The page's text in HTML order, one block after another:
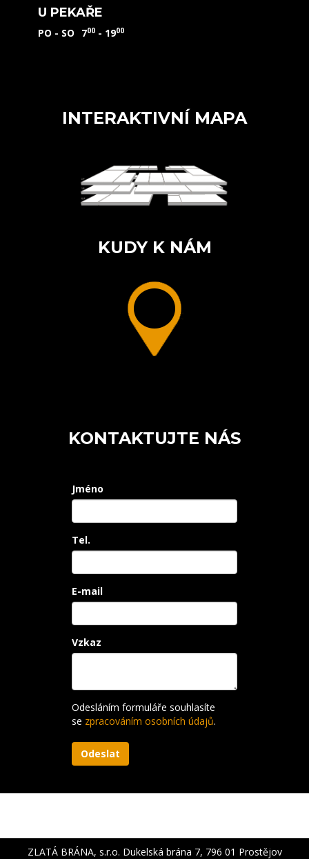
U PEKAŘE
PO - SO 700 - 1900
INTERAKTIVNÍ MAPA
KUDY K NÁM
KONTAKTUJTE NÁS
Jméno
Tel.
E-mail
Vzkaz
Odesláním formuláře souhlasíte
se zpracováním osobních údajů.
ZLATÁ BRÁNA, s.r.o. Dukelská brána 7, 796 01 Prostějov